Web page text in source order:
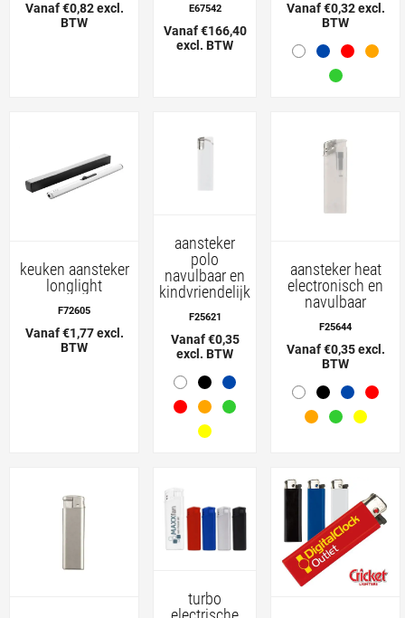
Vanaf €0,82 excl.
BTW
E67542
Vanaf €166,40
excl. BTW
Vanaf €0,32 excl.
BTW
keuken aansteker
longlight
F72605
Vanaf €1,77 excl.
BTW
aansteker
polo
navulbaar en
kindvriendelijk
F25621
Vanaf €0,35
excl. BTW
aansteker heat
electronisch en
navulbaar
F25644
Vanaf €0,35 excl.
BTW
turbo